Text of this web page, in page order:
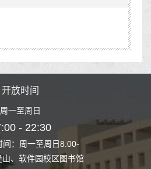
开放时间
周一至周日
- 22:30
间：周一至周日8:00-
、软件园校区图书馆
人工服务时间
22:00（兴隆山